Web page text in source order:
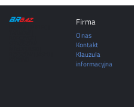
Firma
O nas
Kontakt
Klauzula
informacyjna